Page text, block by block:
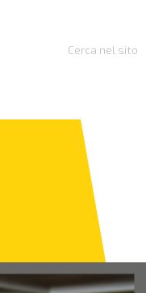
Cerca nel sito